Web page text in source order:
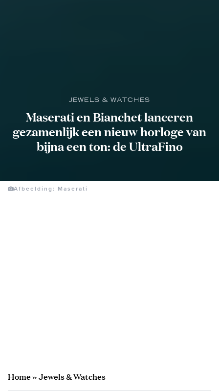
JEWELS & WATCHES
Maserati en Bianchet lanceren
gezamenlijk een nieuw horloge van
bijna een ton: de UltraFino
Afbeelding: Maserati
Home»Jewels & Watches